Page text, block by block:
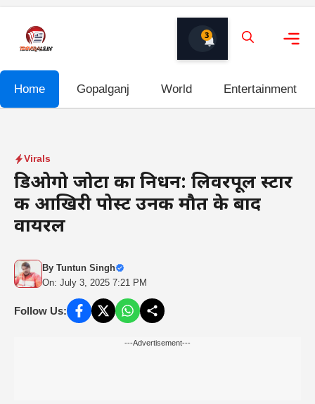
content
3
Home Gopalganj World Entertainment
Virals
डिओगो जोटा का निधन: लिवरपूल स्टार
की आखिरी पोस्ट उनकी मौत के बाद
वायरल
By Tuntun Singh
On: July 3, 2025 7:21 PM
Follow Us:
---Advertisement---